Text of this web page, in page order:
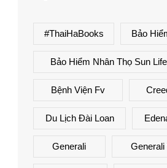
#ThaiHaBooks Bảo
Bảo Hiểm Nhân Thọ Sun
Bệnh Viện Fv
Du Lịch Đài Loan
Generali Generali